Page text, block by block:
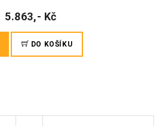
5.863,- Kč
DO KOŠÍKU